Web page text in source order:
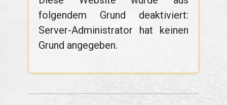
folgendem Grund deaktiviert:
Server-Administrator hat keinen
Grund angegeben.